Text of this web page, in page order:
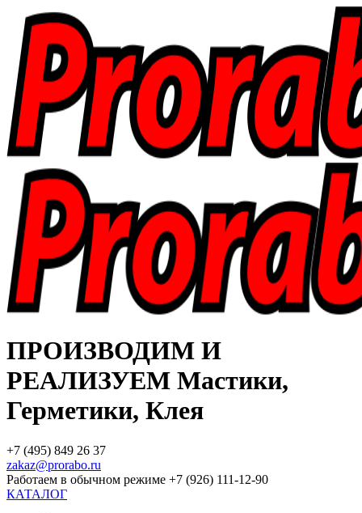
ПРОИЗВОДИМ И
РЕАЛИЗУЕМ Мастики,
Герметики, Клея
+7 (495) 849 26 37
zakaz@prorabo.ru
Работаем в обычном режиме +7 (926) 111-12-90
КАТАЛОГ